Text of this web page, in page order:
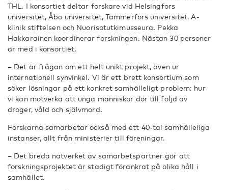
THL. I konsortiet deltar forskare vid Helsingfors
universitet, Åbo universitet, Tammerfors universitet, A-
klinik stiftelsen och Nuorisotutkimusseura. Pekka
Hakkarainen koordinerar forskningen. Nästan 30 personer
är med i konsortiet.
– Det är frågan om ett helt unikt projekt, även ur
internationell synvinkel. Vi är ett brett konsortium som
söker lösningar på ett konkret samhälleligt problem: hur
vi kan motverka att unga människor dör till följd av
droger, våld och självmord.
Forskarna samarbetar också med ett 40-tal samhälleliga
instanser, allt från ministerier till föreningar.
– Det breda nätverket av samarbetspartner gör att
forskningsprojektet är stadigt förankrat på olika håll i
samhället.